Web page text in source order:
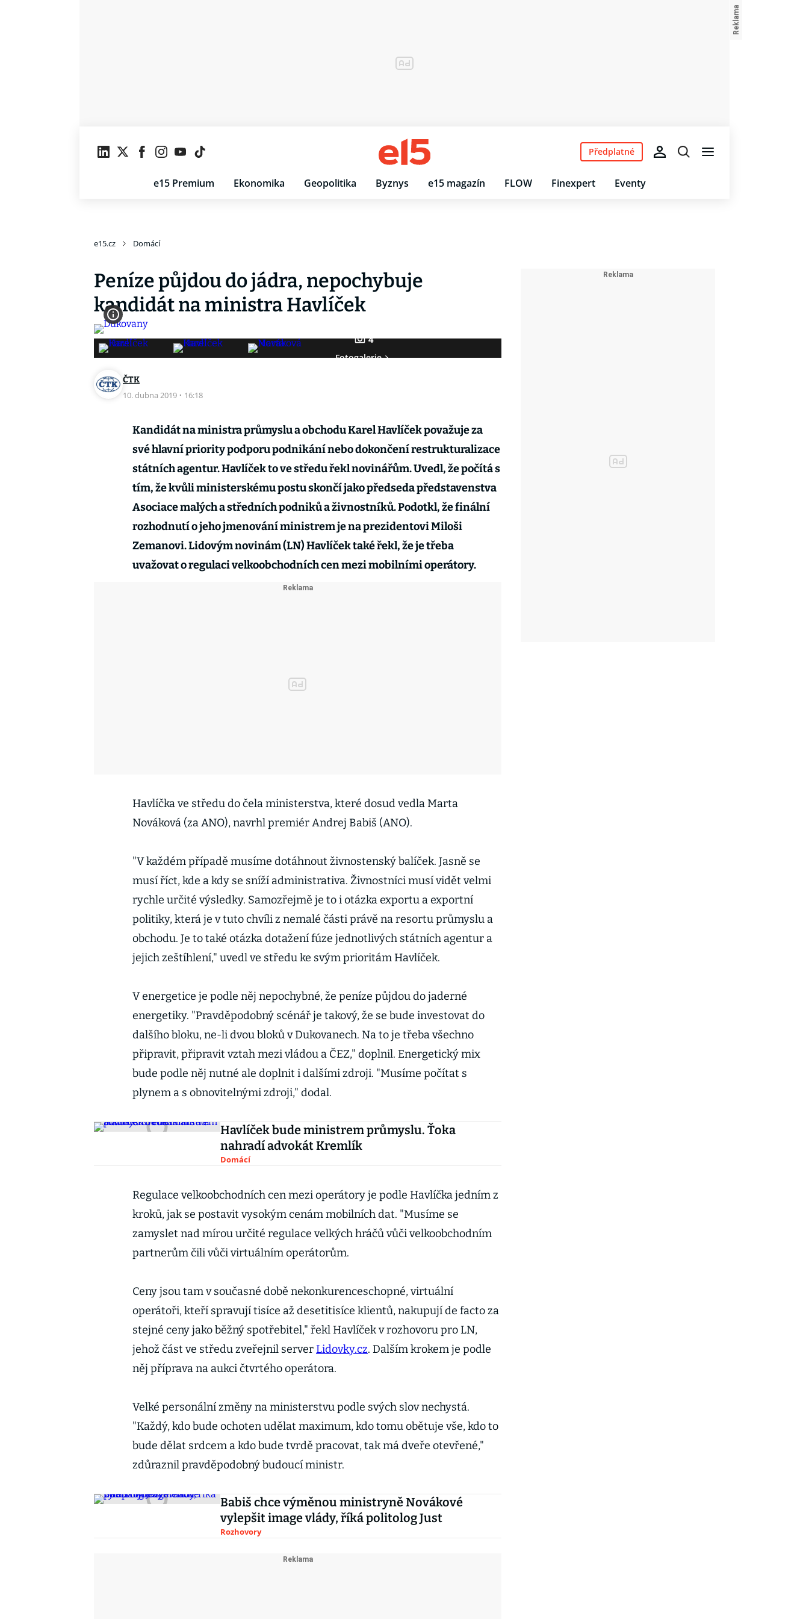
e15 Premium Ekonomika Geopolitika Byznys e15 magazín FLOW Finexpert Eventy
Předplatné
e15.cz Domácí
Peníze půjdou do jádra, nepochybuje
kandidát na ministra Havlíček
4
Fotogalerie
ČTK
10. dubna 2019 · 16:18
Kandidát na ministra průmyslu a obchodu Karel Havlíček považuje za
své hlavní priority podporu podnikání nebo dokončení restrukturalizace
státních agentur. Havlíček to ve středu řekl novinářům. Uvedl, že počítá s
tím, že kvůli ministerskému postu skončí jako předseda představenstva
Asociace malých a středních podniků a živnostníků. Podotkl, že finální
rozhodnutí o jeho jmenování ministrem je na prezidentovi Miloši
Zemanovi. Lidovým novinám (LN) Havlíček také řekl, že je třeba
uvažovat o regulaci velkoobchodních cen mezi mobilními operátory.
Havlíčka ve středu do čela ministerstva, které dosud vedla Marta
Nováková (za ANO), navrhl premiér Andrej Babiš (ANO).
"V každém případě musíme dotáhnout živnostenský balíček. Jasně se
musí říct, kde a kdy se sníží administrativa. Živnostníci musí vidět velmi
rychle určité výsledky. Samozřejmě je to i otázka exportu a exportní
politiky, která je v tuto chvíli z nemalé části právě na resortu průmyslu a
obchodu. Je to také otázka dotažení fúze jednotlivých státních agentur a
jejich zeštíhlení," uvedl ve středu ke svým prioritám Havlíček.
V energetice je podle něj nepochybné, že peníze půjdou do jaderné
energetiky. "Pravděpodobný scénář je takový, že se bude investovat do
dalšího bloku, ne-li dvou bloků v Dukovanech. Na to je třeba všechno
připravit, připravit vztah mezi vládou a ČEZ," doplnil. Energetický mix
bude podle něj nutné ale doplnit i dalšími zdroji. "Musíme počítat s
plynem a s obnovitelnými zdroji," dodal.
Havlíček bude ministrem průmyslu. Ťoka
nahradí advokát Kremlík
Domácí
Regulace velkoobchodních cen mezi operátory je podle Havlíčka jedním z
kroků, jak se postavit vysokým cenám mobilních dat. "Musíme se
zamyslet nad mírou určité regulace velkých hráčů vůči velkoobchodním
partnerům čili vůči virtuálním operátorům.
Ceny jsou tam v současné době nekonkurenceschopné, virtuální
operátoři, kteří spravují tisíce až desetitisíce klientů, nakupují de facto za
stejné ceny jako běžný spotřebitel," řekl Havlíček v rozhovoru pro LN,
jehož část ve středu zveřejnil serverLidovky.cz. Dalším krokem je podle
něj příprava na aukci čtvrtého operátora.
Velké personální změny na ministerstvu podle svých slov nechystá.
"Každý, kdo bude ochoten udělat maximum, kdo tomu obětuje vše, kdo to
bude dělat srdcem a kdo bude tvrdě pracovat, tak má dveře otevřené,"
zdůraznil pravděpodobný budoucí ministr.
Babiš chce výměnou ministryně Novákové
vylepšit image vlády, říká politolog Just
Rozhovory